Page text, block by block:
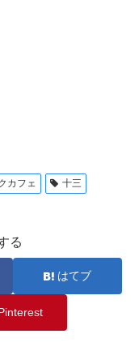
カフェ
十三
る
はてブ